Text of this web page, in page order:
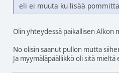
eli ei muuta ku lisää
Olin yhteydessä paikallisen Alkon
No olisin saanut pullon mutta
Ja myymäläpäällikkö oli sitä